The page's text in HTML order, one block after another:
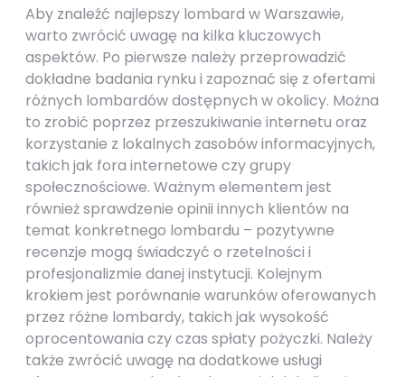
Aby znaleźć najlepszy lombard w Warszawie,
warto zwrócić uwagę na kilka kluczowych
aspektów. Po pierwsze należy przeprowadzić
dokładne badania rynku i zapoznać się z ofertami
różnych lombardów dostępnych w okolicy. Można
to zrobić poprzez przeszukiwanie internetu oraz
korzystanie z lokalnych zasobów informacyjnych,
takich jak fora internetowe czy grupy
społecznościowe. Ważnym elementem jest
również sprawdzenie opinii innych klientów na
temat konkretnego lombardu – pozytywne
recenzje mogą świadczyć o rzetelności i
profesjonalizmie danej instytucji. Kolejnym
krokiem jest porównanie warunków oferowanych
przez różne lombardy, takich jak wysokość
oprocentowania czy czas spłaty pożyczki. Należy
także zwrócić uwagę na dodatkowe usługi